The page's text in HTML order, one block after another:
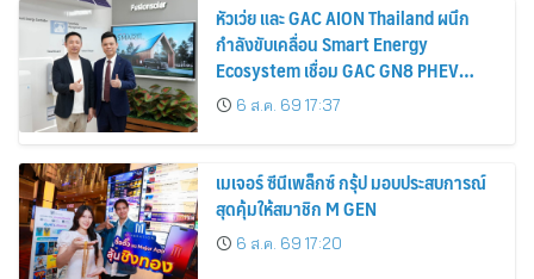
หัวเว่ย และ GAC AION Thailand ผนึก
กำลังขับเคลื่อน Smart Energy
Ecosystem เชื่อม GAC GN8 PHEV
รถยนต์ MPV ระดับพรีเมียม เข้ากับ
พลังงานแสงอาทิตย์ภายในบ้าน
6 ส.ค. 69 17:37
เมเจอร์ ซีนีเพล็กซ์ กรุ้ป มอบประสบการณ์
สุดคุ้มให้สมาชิก M GEN
6 ส.ค. 69 17:20